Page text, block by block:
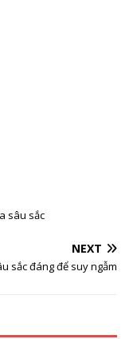
sâu sắc
NEXT
sắc đáng để suy ngẫm